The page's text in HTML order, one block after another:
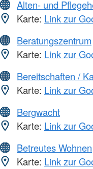
Alten- und
Karte: Link zur
Beratungszentrum
Karte: Link zur
Bereitschaften /
Karte: Link zur
Bergwacht
Karte: Link zur
Betreutes Wohnen
Karte: Link zur